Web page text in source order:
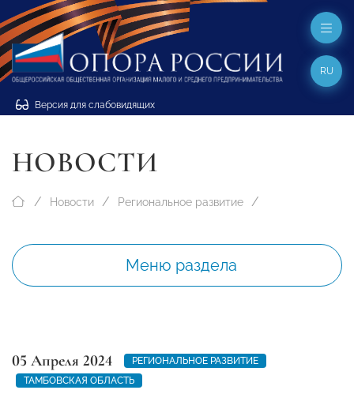
Версия для слабовидящих
RU
НОВОСТИ
Новости Региональное развитие
Меню раздела
05 Апреля 2024
РЕГИОНАЛЬНОЕ РАЗВИТИЕ
ТАМБОВСКАЯ ОБЛАСТЬ